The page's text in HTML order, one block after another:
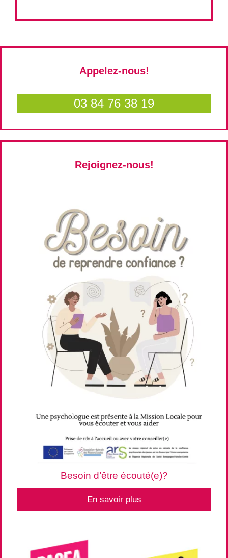
Appelez-nous!
03 84 76 38 19
Rejoignez-nous!
Besoin d’être écouté(e)?
En savoir plus